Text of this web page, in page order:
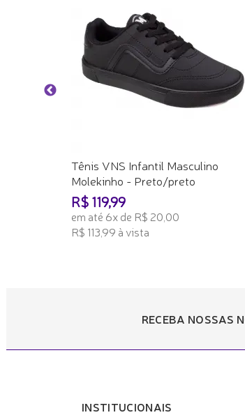
Tênis VNS Infantil Masculino
Molekinho - Preto/preto
R$ 119,99
em até 6x de R$ 20,00
R$ 113,99 à vista
RECEBA NOSSAS
INSTITUCIONAIS